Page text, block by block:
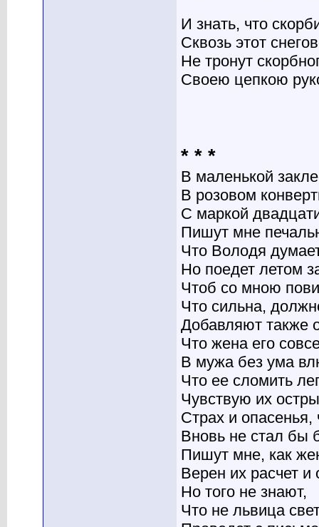
И знать, что
Сквозь этот
Не тронут
Своею цепкою
* * *
В маленькой
В розовом
С маркой
Пишут мне
Что Володя
Но поедет летом
Чтоб со мною
Что сильна,
Добавляют также
Что жена его
В мужа без ума
Что ее сломить
Чувствую их
Страх и
Вновь не стал бы
Пишут мне, как
Верен их расчет и
Но того не знают,
Что не львица